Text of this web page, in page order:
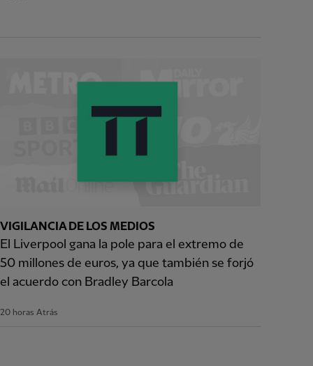
VIGILANCIA DE LOS MEDIOS
El Liverpool gana la pole para el extremo de
50 millones de euros, ya que también se forjó
el acuerdo con Bradley Barcola
20 horas Atrás